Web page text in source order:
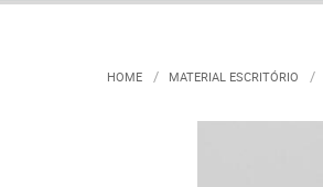
HOME MATERIAL ESCRITÓRIO